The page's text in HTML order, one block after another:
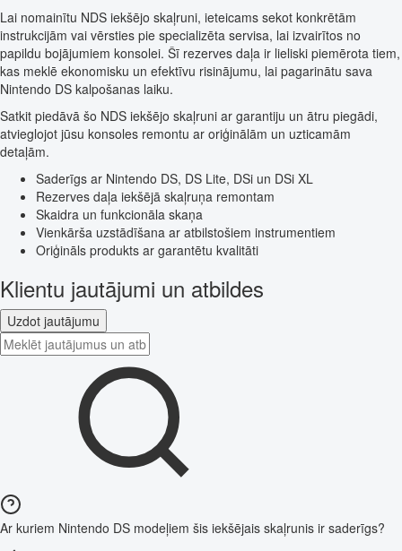
Lai nomainītu NDS iekšējo skaļruni, ieteicams sekot konkrētām
instrukcijām vai vērsties pie specializēta servisa, lai izvairītos no
papildu bojājumiem konsolei. Šī rezerves daļa ir lieliski piemērota tiem,
kas meklē ekonomisku un efektīvu risinājumu, lai pagarinātu sava
Nintendo DS kalpošanas laiku.
Satkit piedāvā šo NDS iekšējo skaļruni ar garantiju un ātru piegādi,
atvieglojot jūsu konsoles remontu ar oriģinālām un uzticamām
detaļām.
Saderīgs ar Nintendo DS, DS Lite, DSi un DSi XL
Rezerves daļa iekšējā skaļruņa remontam
Skaidra un funkcionāla skaņa
Vienkārša uzstādīšana ar atbilstošiem instrumentiem
Oriģināls produkts ar garantētu kvalitāti
Klientu jautājumi un atbildes
Uzdot jautājumu
Ar kuriem Nintendo DS modeļiem šis iekšējais skaļrunis ir saderīgs?